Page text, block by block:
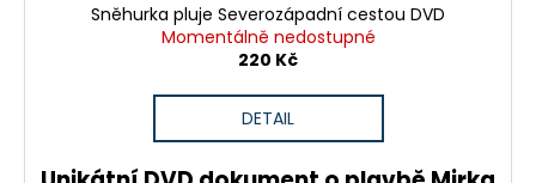
Sněhurka pluje Severozápadní cestou DVD
Momentálně nedostupné
220 Kč
DETAIL